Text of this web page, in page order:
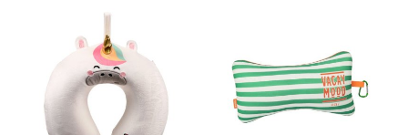
VER PRODUTO